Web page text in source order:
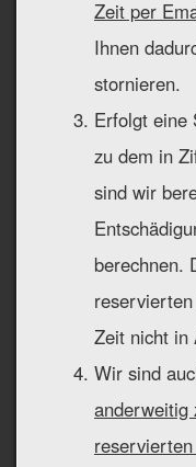
Zeit per
Ihnen
stornieren.
Erfolgt eine
zu dem in
sind wir
berechnen.
Zeit nicht in
Wir sind
anderweitig